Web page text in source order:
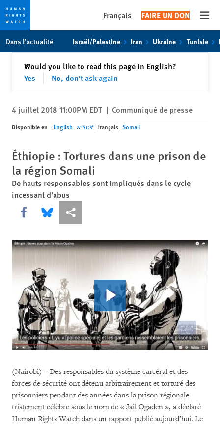
toto
content
Français FAIRE UN DON
Dans l’actualité Israël/Palestine Iran Ukraine Tunisie
Would you like to read this page in English?
Yes
No, don't ask again
✕Fermer
4 juillet 2018 11:00PM EDT | Communiqué de presse
Disponible en English አማርኛ Français Somali
Éthiopie : Tortures dans une prison de
la région Somali
De hauts responsables sont impliqués dans le cycle
incessant d’abus
Share this via Facebook
Share this via Bluesky
Share this via Partagez
(Nairobi) – Des responsables du système carcéral et des
forces de sécurité ont détenu arbitrairement et torturé des
prisonniers pendant des années dans la prison régionale
tristement célèbre sous le nom de « Jail Ogaden », a déclaré
Human Rights Watch dans un rapport publié aujourd’hui. Le